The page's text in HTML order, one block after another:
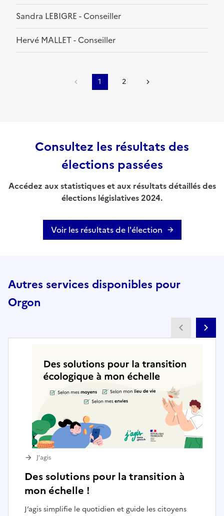
Sandra LEBIGRE - Conseiller
Hervé MALLET - Conseiller
1 2
Consultez les résultats des
élections passées
Accédez aux statistiques et aux résultats détaillés des
élections législatives 2024.
Voir les résultats de l'élection
Autres services disponibles pour
Orgon
Des solutions pour la transition à
mon échelle !
J’agis simplifie le quotidien et guide les citoyens
J’agis